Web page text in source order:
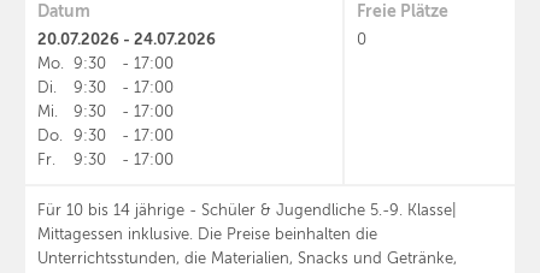
Datum
20.07.2026 - 24.07.2026
Mo. 9:30 - 17:00
Di.
9:30 - 17:00
Mi.
9:30 - 17:00
Do.
9:30 - 17:00
Fr.
9:30 - 17:00
Für 10 bis 14 jährige - Schüler & Jugendliche 5.-9. Klasse|
Mittagessen inklusive. Die Preise beinhalten die
Unterrichtsstunden, die Materialien, Snacks und Getränke,
Freie Plätze
0